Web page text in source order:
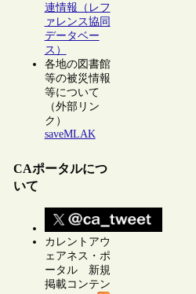
連情報（レフ
ァレンス協同
データベー
ス）
各地の図書館
等の被災情報
等について
（外部リン
ク）
saveMLAK
CAポータルにつ
いて
カレントアウ
ェアネス・ポ
ータル 新規
掲載コンテン